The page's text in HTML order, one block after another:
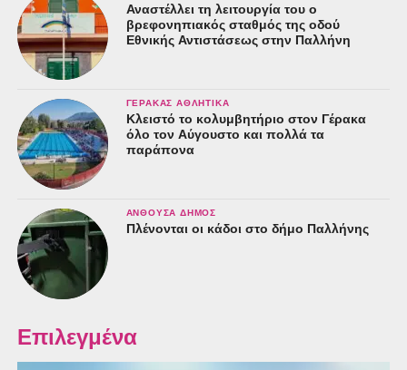
Αναστέλλει τη λειτουργία του ο
βρεφονηπιακός σταθμός της οδού
Εθνικής Αντιστάσεως στην Παλλήνη
ΓΈΡΑΚΑΣ ΑΘΛΗΤΙΚΆ
Κλειστό το κολυμβητήριο στον Γέρακα
όλο τον Αύγουστο και πολλά τα
παράπονα
ΑΝΘΟΎΣΑ ΔΉΜΟΣ
Πλένονται οι κάδοι στο δήμο Παλλήνης
Επιλεγμένα